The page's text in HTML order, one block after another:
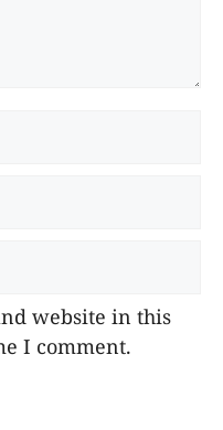
website in this
I comment.